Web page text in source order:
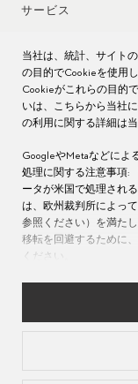
サービス
時計アフターサー
時計のお手入れ
取扱説明書
よくある質問
サービス センター
当社は、統計、サイト
の目的でCookieを使用
Cookieがこれらの目的
いは、こちらから当社
の利用に関する詳細は
GoogleやMetaなどによ
処理に関する注意事項:
ータが米国で処理され
は、欧州裁判所によっ
参照ください）を満た
移転を回避するために
ください。